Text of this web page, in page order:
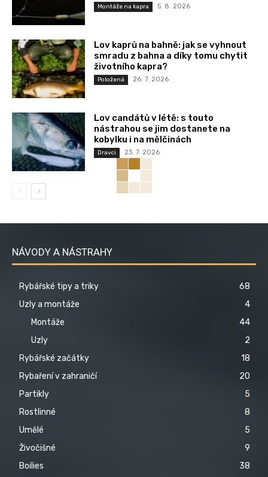
Montáže na kapra 5. 8. 2026
Lov kaprů na bahně: jak se vyhnout
smradu z bahna a díky tomu chytit
životního kapra?
Položená 26. 7. 2026
Lov candátů v létě: s touto
nástrahou se jim dostanete na
kobylku i na mělčinách
Dravci 23. 7. 2026
NÁVODY A NÁSTRAHY
Rybářské tipy a triky
68
Uzly a montáže
4
Montáže
44
Uzly
2
Rybářské začátky
18
Rybaření v zahraničí
20
Partikly
5
Rostlinné
8
Umělé
5
Živočišné
9
Boilies
38